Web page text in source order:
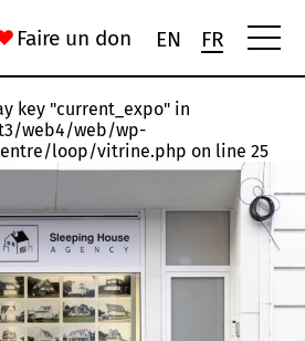
Faire un don EN FR
#16 #15
n°3
Morceau d’arbre mort ou
key "current_expo" in
web4/web/wp-
loop/vitrine.php on line 25